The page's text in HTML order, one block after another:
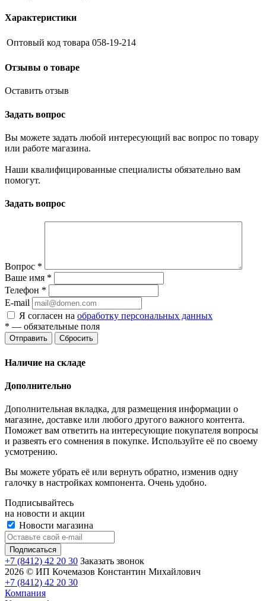
Характеристики
Оптовый код товара 058-19-214
Отзывы о товаре
Оставить отзыв
Задать вопрос
Вы можете задать любой интересующий вас вопрос по товару
или работе магазина.
Наши квалифицированные специалисты обязательно вам
помогут.
Задать вопрос
Вопрос *
Ваше имя *
Телефон *
E-mail
Я согласен на обработку персональных данных
* — обязательные поля
Отправить Сбросить
Наличие на складе
Дополнительно
Дополнительная вкладка, для размещения информации о
магазине, доставке или любого другого важного контента.
Поможет вам ответить на интересующие покупателя вопросы
и развеять его сомнения в покупке. Используйте её по своему
усмотрению.
Вы можете убрать её или вернуть обратно, изменив одну
галочку в настройках компонента. Очень удобно.
Подписывайтесь
на новости и акции
Новости магазина
+7 (8412) 42 20 30 Заказать звонок
2026 © ИП Кочемазов Константин Михайлович
+7 (8412) 42 20 30
Компания